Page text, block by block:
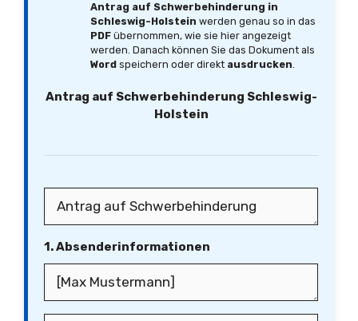
Antrag auf Schwerbehinderung in
Schleswig-Holstein werden genau so in das
PDFübernommen, wie sie hier angezeigt
werden. Danach können Sie das Dokument als
Wordspeichern oder direkt ausdrucken.
Antrag auf Schwerbehinderung Schleswig-
Holstein
1. Absenderinformationen